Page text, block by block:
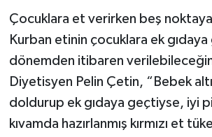
Çocuklara et verirken beş
Kurban etinin çocuklara ek
dönemden itibaren
Diyetisyen Pelin Çetin, “Bebek
doldurup ek gıdaya geçtiyse, iyi
kıvamda hazırlanmış kırmızı et